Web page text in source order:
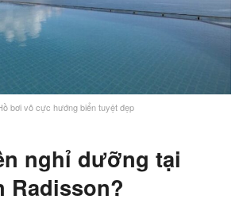
bơi vô cực hướng biển tuyệt đẹp
nghỉ dưỡng tại
Radisson?